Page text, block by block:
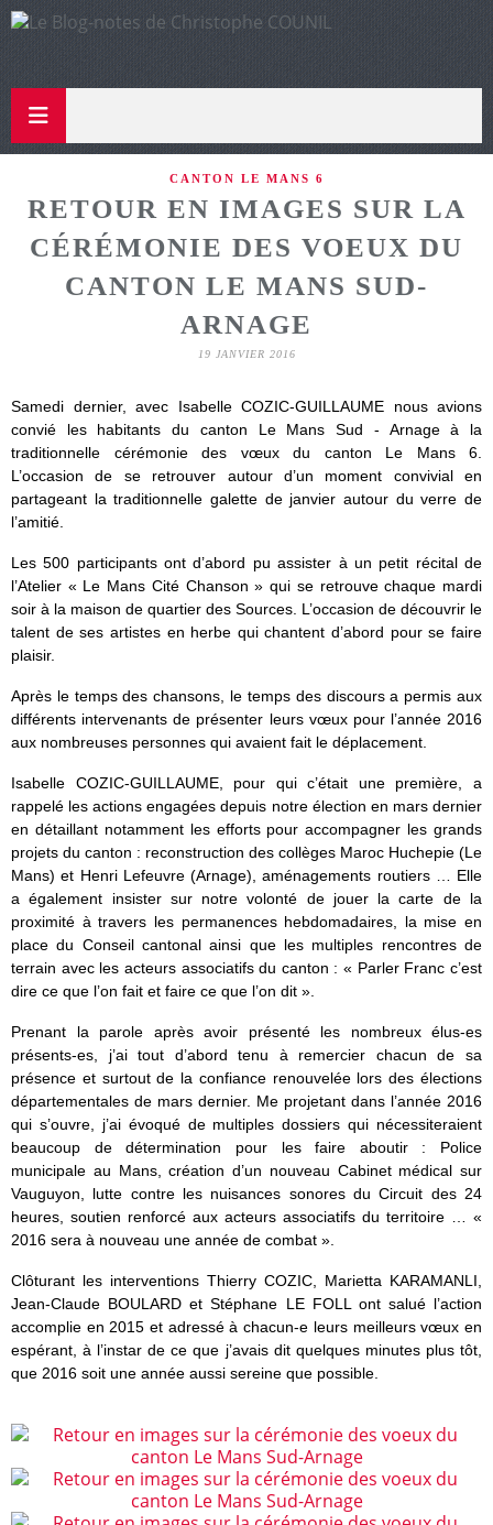
CANTON LE MANS 6
RETOUR EN IMAGES SUR LA
CÉRÉMONIE DES VOEUX DU
CANTON LE MANS SUD-
ARNAGE
19 JANVIER 2016
Samedi dernier, avec Isabelle COZIC-GUILLAUME nous avions
convié les habitants du canton Le Mans Sud - Arnage à la
traditionnelle cérémonie des vœux du canton Le Mans 6.
L’occasion de se retrouver autour d’un moment convivial en
partageant la traditionnelle galette de janvier autour du verre de
l’amitié.
Les 500 participants ont d’abord pu assister à un petit récital de
l’Atelier « Le Mans Cité Chanson » qui se retrouve chaque mardi
soir à la maison de quartier des Sources. L’occasion de découvrir le
talent de ses artistes en herbe qui chantent d’abord pour se faire
plaisir.
Après le temps des chansons, le temps des discours a permis aux
différents intervenants de présenter leurs vœux pour l’année 2016
aux nombreuses personnes qui avaient fait le déplacement.
Isabelle COZIC-GUILLAUME, pour qui c’était une première, a
rappelé les actions engagées depuis notre élection en mars dernier
en détaillant notamment les efforts pour accompagner les grands
projets du canton : reconstruction des collèges Maroc Huchepie (Le
Mans) et Henri Lefeuvre (Arnage), aménagements routiers … Elle
a également insister sur notre volonté de jouer la carte de la
proximité à travers les permanences hebdomadaires, la mise en
place du Conseil cantonal ainsi que les multiples rencontres de
terrain avec les acteurs associatifs du canton : « Parler Franc c’est
dire ce que l’on fait et faire ce que l’on dit ».
Prenant la parole après avoir présenté les nombreux élus-es
présents-es, j’ai tout d’abord tenu à remercier chacun de sa
présence et surtout de la confiance renouvelée lors des élections
départementales de mars dernier. Me projetant dans l’année 2016
qui s’ouvre, j’ai évoqué de multiples dossiers qui nécessiteraient
beaucoup de détermination pour les faire aboutir : Police
municipale au Mans, création d’un nouveau Cabinet médical sur
Vauguyon, lutte contre les nuisances sonores du Circuit des 24
heures, soutien renforcé aux acteurs associatifs du territoire … «
2016 sera à nouveau une année de combat ».
Clôturant les interventions Thierry COZIC, Marietta KARAMANLI,
Jean-Claude BOULARD et Stéphane LE FOLL ont salué l’action
accomplie en 2015 et adressé à chacun-e leurs meilleurs vœux en
espérant, à l’instar de ce que j’avais dit quelques minutes plus tôt,
que 2016 soit une année aussi sereine que possible.